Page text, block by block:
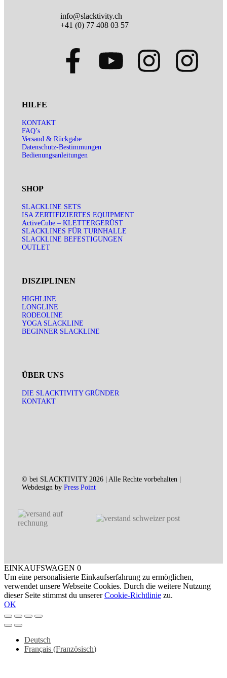
info@slacktivity.ch
+41 (0) 77 408 03 57
HILFE
KONTAKT
FAQ’s
Versand & Rückgabe
Datenschutz-Bestimmungen
Bedienungsanleitungen
SHOP
SLACKLINE SETS
ISA ZERTIFIZIERTES EQUIPMENT
ActiveCube – KLETTERGERÜST
SLACKLINES FÜR TURNHALLE
SLACKLINE BEFESTIGUNGEN
OUTLET
DISZIPLINEN
HIGHLINE
LONGLINE
RODEOLINE
YOGA SLACKLINE
BEGINNER SLACKLINE
ÜBER UNS
DIE SLACKTIVITY GRÜNDER
KONTAKT
© bei SLACKTIVITY 2026 | Alle Rechte vorbehalten |
Webdesign by Press Point
EINKAUFSWAGEN 0
Um eine personalisierte Einkaufserfahrung zu ermöglichen,
verwendet unsere Webseite Cookies. Durch die weitere Nutzung
dieser Seite stimmst du unsererCookie-Richtlinie zu.
OK
Deutsch
Français (Französisch)